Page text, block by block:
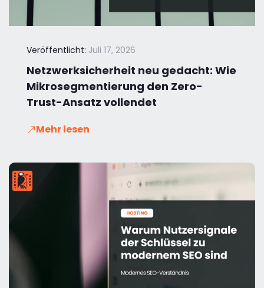
Veröffentlicht: Juli 17, 2026
Netzwerksicherheit neu gedacht: Wie
Mikrosegmentierung den Zero-
Trust-Ansatz vollendet
Mehr lesen